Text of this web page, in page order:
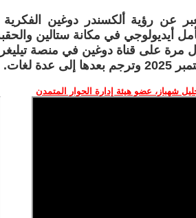
عن رؤية ألكسندر دوغين
أيديولوجي في مكانة ستالين
مرة على قناة دوغين في منصة
شهباز، عضو هيئة إدارة الحوار المتمدن